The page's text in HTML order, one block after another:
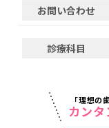
お問い合わせ
診療科目
「理想の
カン